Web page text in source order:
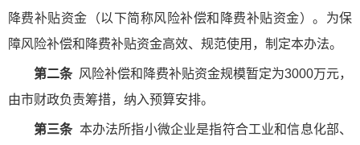
降费补贴资金（以下简称风险补偿和降费补贴资金）。为保
障风险补偿和降费补贴资金高效、规范使用，制定本办法。
第二条风险补偿和降费补贴资金规模暂定为3000万元，
由市财政负责筹措，纳入预算安排。
第三条本办法所指小微企业是指符合工业和信息化部、